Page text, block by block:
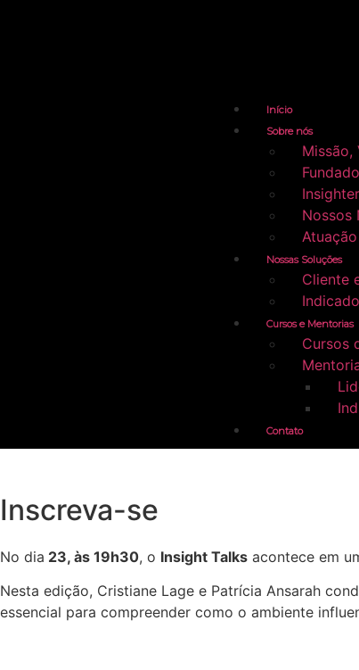
Início
Sobre nós
Missão,
Nossos
Atuação
Nossas Soluções
Cliente
Cursos e Mentorias
Cursos
Contato
Inscreva-se
No dia 23, às 19h30, o Insight Talks acontece em
Nesta edição, Cristiane Lage e Patrícia Ansarah
essencial para compreender como o ambiente